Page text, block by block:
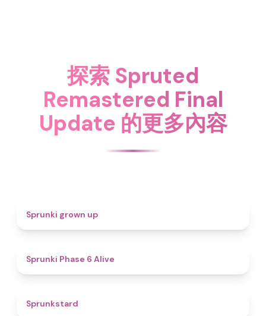
探索 Spruted
Remastered Final
Update 的更多內容
Sprunki grown up
Sprunki Phase 6 Alive
Sprunkstard